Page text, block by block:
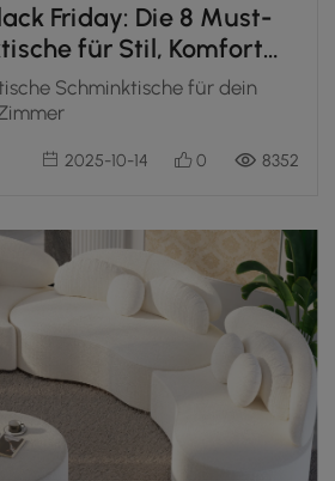
Friday: Die 8 Must-
für Stil, Komfort
Schminktische für dein
2025-10-14 0 8352